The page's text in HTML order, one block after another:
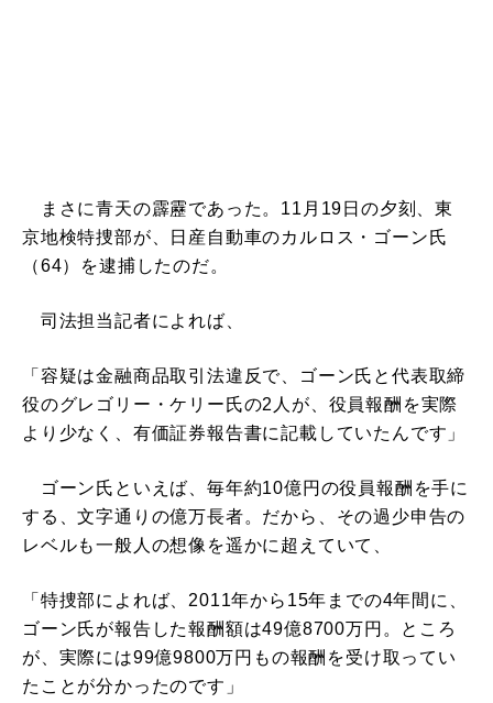
まさに青天の霹靂であった。11月19日の夕刻、東
京地検特捜部が、日産自動車のカルロス・ゴーン氏
（64）を逮捕したのだ。
司法担当記者によれば、
「容疑は金融商品取引法違反で、ゴーン氏と代表取締
役のグレゴリー・ケリー氏の2人が、役員報酬を実際
より少なく、有価証券報告書に記載していたんです」
ゴーン氏といえば、毎年約10億円の役員報酬を手に
する、文字通りの億万長者。だから、その過少申告の
レベルも一般人の想像を遥かに超えていて、
「特捜部によれば、2011年から15年までの4年間に、
ゴーン氏が報告した報酬額は49億8700万円。ところ
が、実際には99億9800万円もの報酬を受け取ってい
たことが分かったのです」